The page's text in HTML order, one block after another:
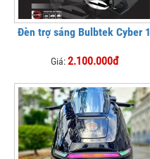
Đèn trợ sáng Bulbtek Cyber 1
Giá:2.100.000đ